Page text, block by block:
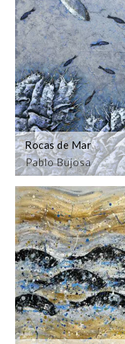
Pablo Bujosa
Rocas de Mar